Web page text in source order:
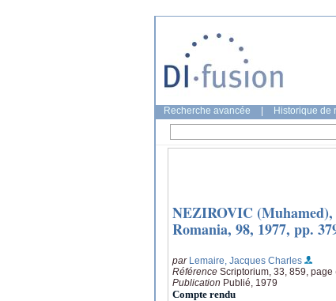
Recherche avancée Historique de
NEZIROVIC (Muhamed),
Romania, 98, 1977, pp.
par Lemaire, Jacques Charles
Référence Scriptorium, 33, 859, page
Publication Publié, 1979
Compte rendu